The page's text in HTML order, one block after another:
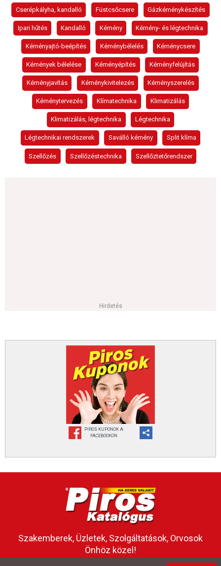
Cserépkályha, kandalló Füstcsőcsere Gázkéménykészítés
Ipari hűtés Kandalló Kémény Kémény- és légtechnika
Kéményajtó-beépítés Kéménybélelés Kéménycsere
Kémények bélelése Kéményépítés Kéményfelújítás
Kéményjavítás Kéménykivitelezés Kéményszerelés
Kéménytervezés Klímatechnika Klimatizálás
Klimatizálás, légtechnika Légtechnika
Légtechnikai rendszerek Saválló kémény Split klíma
Szellőzés Szellőzéstechnika Szellőztetőrendszer
Hirdetés
PIROS KUPONOK A
FACEBOOKON
Szakemberek, Üzletek, Szolgáltatások, Orvosok
Önhöz közel!